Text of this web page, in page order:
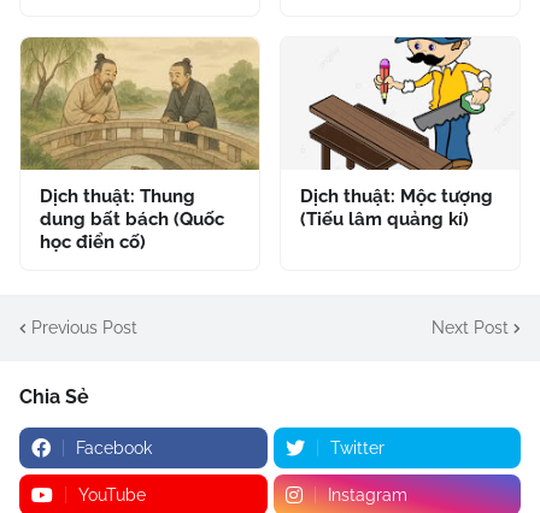
Dịch thuật: Thung
dung bất bách (Quốc
học điển cố)
Dịch thuật: Mộc tượng
(Tiếu lâm quảng kí)
Previous Post Next Post
Chia Sẻ
Facebook Twitter
YouTube Instagram